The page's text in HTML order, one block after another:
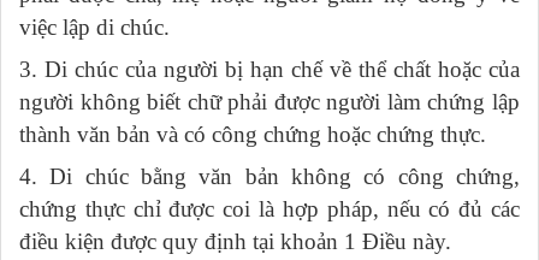
việc lập di chúc.
3. Di chúc của người bị hạn chế về thể chất hoặc của
người không biết chữ phải được người làm chứng lập
thành văn bản và có công chứng hoặc chứng thực.
4. Di chúc bằng văn bản không có công chứng,
chứng thực chỉ được coi là hợp pháp, nếu có đủ các
điều kiện được quy định tại khoản 1 Điều này.